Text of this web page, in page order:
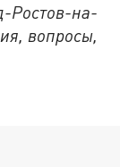
Ростов-на-
вопросы,